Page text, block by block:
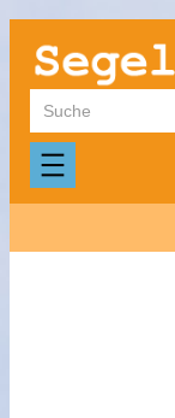
Zum
Inhalt
springen
Suchen